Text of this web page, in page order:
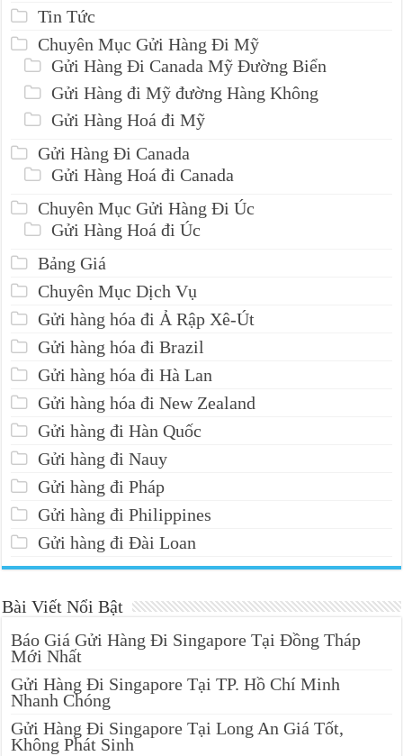
Tin Tức
Chuyên Mục Gửi Hàng Đi Mỹ
Gửi Hàng Đi Canada Mỹ Đường Biển
Gửi Hàng đi Mỹ đường Hàng Không
Gửi Hàng Hoá đi Mỹ
Gửi Hàng Đi Canada
Gửi Hàng Hoá đi Canada
Chuyên Mục Gửi Hàng Đi Úc
Gửi Hàng Hoá đi Úc
Bảng Giá
Chuyên Mục Dịch Vụ
Gửi hàng hóa đi Ả Rập Xê-Út
Gửi hàng hóa đi Brazil
Gửi hàng hóa đi Hà Lan
Gửi hàng hóa đi New Zealand
Gửi hàng đi Hàn Quốc
Gửi hàng đi Nauy
Gửi hàng đi Pháp
Gửi hàng đi Philippines
Gửi hàng đi Đài Loan
Bài Viết Nổi Bật
Báo Giá Gửi Hàng Đi Singapore Tại Đồng Tháp
Mới Nhất
Gửi Hàng Đi Singapore Tại TP. Hồ Chí Minh
Nhanh Chóng
Gửi Hàng Đi Singapore Tại Long An Giá Tốt,
Không Phát Sinh